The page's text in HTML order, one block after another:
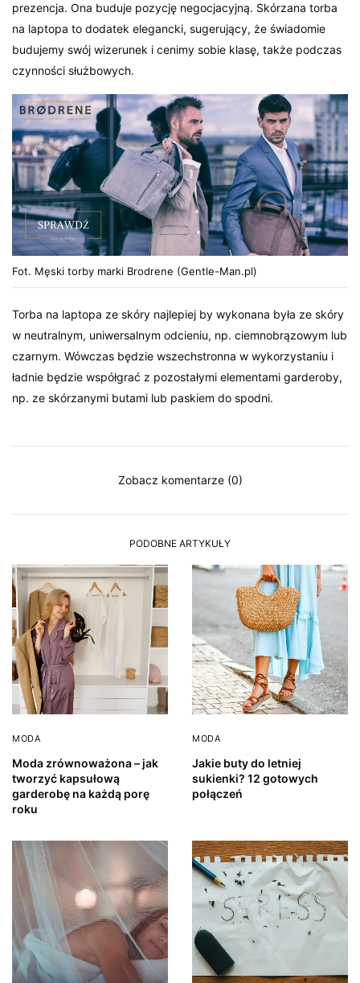
prezencja. Ona buduje pozycję negocjacyjną. Skórzana torba
na laptopa to dodatek elegancki, sugerujący, że świadomie
budujemy swój wizerunek i cenimy sobie klasę, także podczas
czynności służbowych.
Fot. Męski torby marki Brodrene (Gentle-Man.pl)
Torba na laptopa ze skóry najlepiej by wykonana była ze skóry
w neutralnym, uniwersalnym odcieniu, np. ciemnobrązowym lub
czarnym. Wówczas będzie wszechstronna w wykorzystaniu i
ładnie będzie współgrać z pozostałymi elementami garderoby,
np. ze skórzanymi butami lub paskiem do spodni.
Zobacz komentarze (0)
PODOBNE ARTYKUŁY
MODA
Moda zrównoważona – jak
tworzyć kapsułową
garderobę na każdą porę
roku
MODA
Jakie buty do letniej
sukienki? 12 gotowych
połączeń